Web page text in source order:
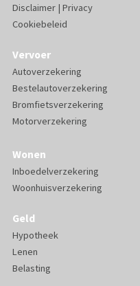
Disclaimer| Privacy
Cookiebeleid
Vervoer
Autoverzekering
Bestelautoverzekering
Bromfietsverzekering
Motorverzekering
Wonen
Inboedelverzekering
Woonhuisverzekering
Geld
Hypotheek
Lenen
Belasting